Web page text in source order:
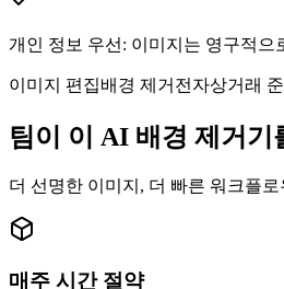
개인 정보 우선: 이미지는 영구적으
이미지 편집배경 제거 전자상거래
팀이 이 AI 배경 제거기
더 선명한 이미지, 더 빠른 워크플
매주 시간 절약